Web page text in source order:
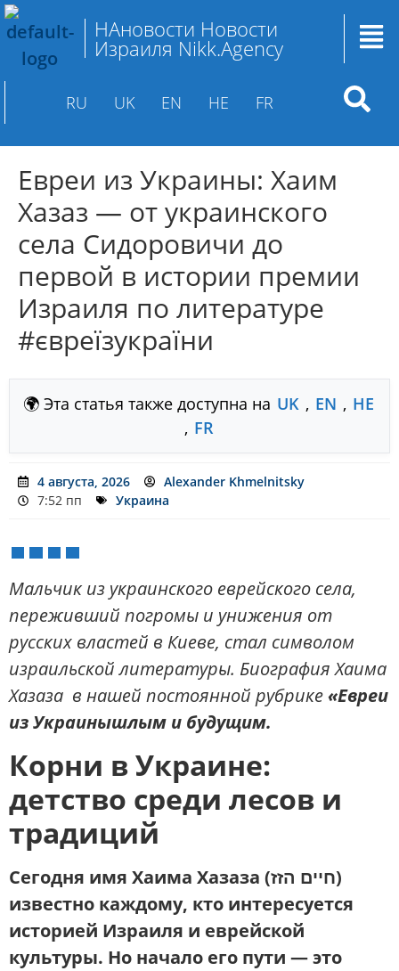
НАновости Новости
Израиля Nikk.Agency
RU UK EN HE FR
Евреи из Украины: Хаим
Хазаз — от украинского
села Сидоровичи до
первой в истории премии
Израиля по литературе
#євреїзукраїни
🌍 Эта статья также доступна на UK , EN , HE
, FR
4 августа, 2026
Alexander Khmelnitsky
7:52 пп
Украина
Мальчик из украинского еврейского села,
переживший погромы и унижения от
русских властей в Киеве, стал символом
израильской литературы. Биография Хаима
Хазаза в нашей постоянной рубрике«Евреи
из Украинышлым и будущим.
Корни в Украине:
детство среди лесов и
традиций
Сегодня имя Хаима Хазаза (חיים הזז)
известно каждому, кто интересуется
историей Израиля и еврейской
культуры. Но начало его пути — это